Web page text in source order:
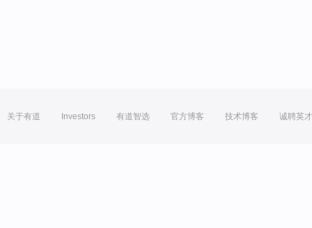
关于有道 Investors 有道智选 官方博客 技术博客 诚聘英才